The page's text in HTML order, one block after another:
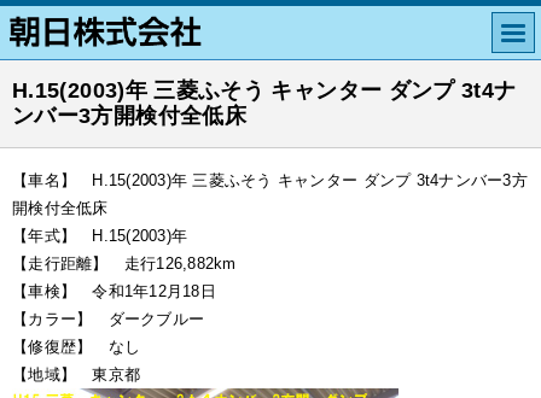
H.15(2003)年 三菱ふそう キャンター ダンプ 3t4ナ
ンバー3方開検付全低床
【車名】 H.15(2003)年 三菱ふそう キャンター ダンプ 3t4ナンバー3方
開検付全低床
【年式】 H.15(2003)年
【走行距離】 走行126,882km
【車検】 令和1年12月18日
【カラー】 ダークブルー
【修復歴】 なし
【地域】 東京都